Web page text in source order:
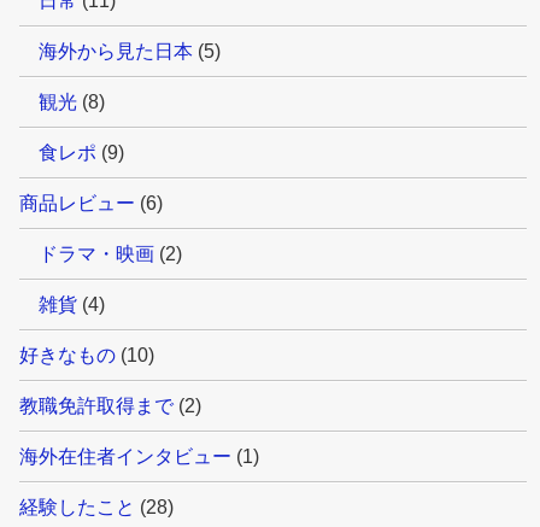
海外から見た日本 (5)
観光 (8)
食レポ (9)
商品レビュー (6)
ドラマ・映画 (2)
雑貨 (4)
好きなもの (10)
教職免許取得まで(2)
海外在住者インタビュー (1)
経験したこと (28)